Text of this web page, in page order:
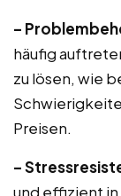
–
häufig
zu lösen, wie
Preisen.
–
und effizient